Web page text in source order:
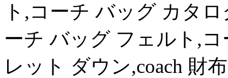
ト,コーチ バッグ カタ
ーチ バッグ フェルト,
レット ダウン,coach 財